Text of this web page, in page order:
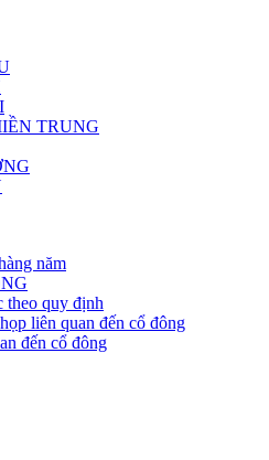
TRUNG
năm
theo quy định
liên quan đến cổ đông
đến cổ đông